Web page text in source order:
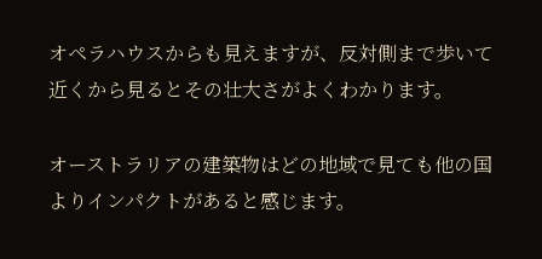
オペラハウスからも見えますが、反対側まで歩いて
近くから見るとその壮大さがよくわかります。
オーストラリアの建築物はどの地域で見ても他の国
よりインパクトがあると感じます。